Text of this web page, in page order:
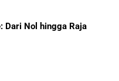
Dari Nol hingga Raja